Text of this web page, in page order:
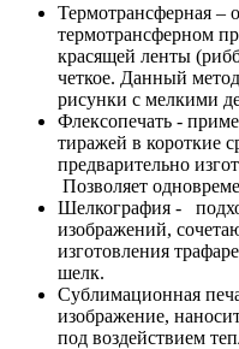
Термотрансферная –
термотрансферном
красящей ленты
четкое. Данный
рисунки с мелкими
Флексопечать -
тиражей в короткие
предварительно
Позволяет
Шелкография -
изображений,
изготовления
шелк.
Сублимационная
изображение,
под воздействием